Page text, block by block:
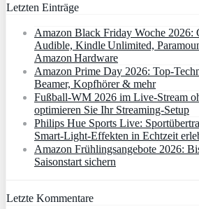
Letzten Einträge
Amazon Black Friday Woche 2026:
Audible, Kindle Unlimited,
Amazon Hardware
Amazon Prime Day 2026: Top-
Beamer, Kopfhörer & mehr
Fußball-WM 2026 im Live-Stream
optimieren Sie Ihr Streaming-Setup
Philips Hue Sports Live:
Smart‑Light‑Effekten in Echtzeit
Amazon Frühlingsangebote 2026:
Saisonstart sichern
Letzte Kommentare